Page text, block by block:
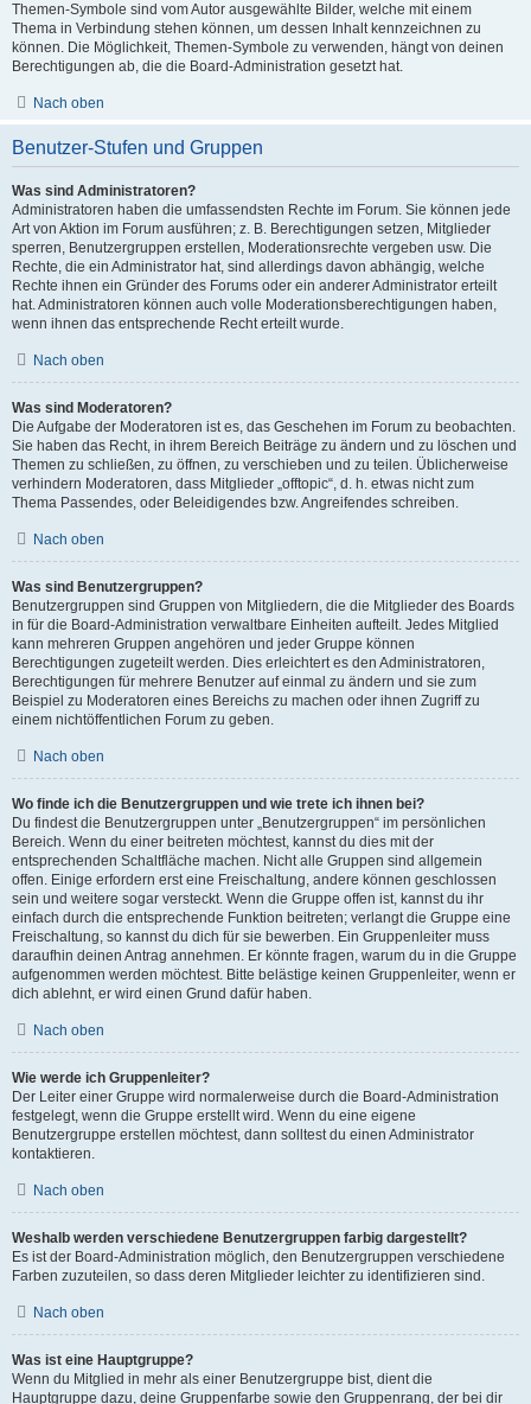
Themen-Symbole sind vom Autor ausgewählte Bilder, welche mit einem
Thema in Verbindung stehen können, um dessen Inhalt kennzeichnen zu
können. Die Möglichkeit, Themen-Symbole zu verwenden, hängt von deinen
Berechtigungen ab, die die Board-Administration gesetzt hat.
Nach oben
Benutzer-Stufen und Gruppen
Was sind Administratoren?
Administratoren haben die umfassendsten Rechte im Forum. Sie können jede
Art von Aktion im Forum ausführen; z. B. Berechtigungen setzen, Mitglieder
sperren, Benutzergruppen erstellen, Moderationsrechte vergeben usw. Die
Rechte, die ein Administrator hat, sind allerdings davon abhängig, welche
Rechte ihnen ein Gründer des Forums oder ein anderer Administrator erteilt
hat. Administratoren können auch volle Moderationsberechtigungen haben,
wenn ihnen das entsprechende Recht erteilt wurde.
Nach oben
Was sind Moderatoren?
Die Aufgabe der Moderatoren ist es, das Geschehen im Forum zu beobachten.
Sie haben das Recht, in ihrem Bereich Beiträge zu ändern und zu löschen und
Themen zu schließen, zu öffnen, zu verschieben und zu teilen. Üblicherweise
verhindern Moderatoren, dass Mitglieder „offtopic“, d. h. etwas nicht zum
Thema Passendes, oder Beleidigendes bzw. Angreifendes schreiben.
Nach oben
Was sind Benutzergruppen?
Benutzergruppen sind Gruppen von Mitgliedern, die die Mitglieder des Boards
in für die Board-Administration verwaltbare Einheiten aufteilt. Jedes Mitglied
kann mehreren Gruppen angehören und jeder Gruppe können
Berechtigungen zugeteilt werden. Dies erleichtert es den Administratoren,
Berechtigungen für mehrere Benutzer auf einmal zu ändern und sie zum
Beispiel zu Moderatoren eines Bereichs zu machen oder ihnen Zugriff zu
einem nichtöffentlichen Forum zu geben.
Nach oben
Wo finde ich die Benutzergruppen und wie trete ich ihnen bei?
Du findest die Benutzergruppen unter „Benutzergruppen“ im persönlichen
Bereich. Wenn du einer beitreten möchtest, kannst du dies mit der
entsprechenden Schaltfläche machen. Nicht alle Gruppen sind allgemein
offen. Einige erfordern erst eine Freischaltung, andere können geschlossen
sein und weitere sogar versteckt. Wenn die Gruppe offen ist, kannst du ihr
einfach durch die entsprechende Funktion beitreten; verlangt die Gruppe eine
Freischaltung, so kannst du dich für sie bewerben. Ein Gruppenleiter muss
daraufhin deinen Antrag annehmen. Er könnte fragen, warum du in die Gruppe
aufgenommen werden möchtest. Bitte belästige keinen Gruppenleiter, wenn er
dich ablehnt, er wird einen Grund dafür haben.
Nach oben
Wie werde ich Gruppenleiter?
Der Leiter einer Gruppe wird normalerweise durch die Board-Administration
festgelegt, wenn die Gruppe erstellt wird. Wenn du eine eigene
Benutzergruppe erstellen möchtest, dann solltest du einen Administrator
kontaktieren.
Nach oben
Weshalb werden verschiedene Benutzergruppen farbig dargestellt?
Es ist der Board-Administration möglich, den Benutzergruppen verschiedene
Farben zuzuteilen, so dass deren Mitglieder leichter zu identifizieren sind.
Nach oben
Was ist eine Hauptgruppe?
Wenn du Mitglied in mehr als einer Benutzergruppe bist, dient die
Hauptgruppe dazu, deine Gruppenfarbe sowie den Gruppenrang, der bei dir